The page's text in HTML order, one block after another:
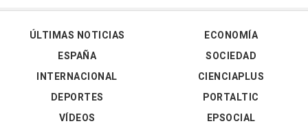
ÚLTIMAS NOTICIAS
ESPAÑA
INTERNACIONAL
DEPORTES
VÍDEOS
ECONOMÍA
SOCIEDAD
CIENCIAPLUS
PORTALTIC
EPSOCIAL